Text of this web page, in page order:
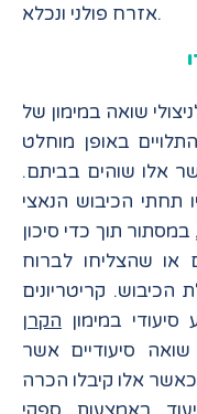
אזרח פולני ונכלא.
שואה במימון של
באופן מוחלט
אלו שוהים בביתם.
תחתי הכיבוש הנאצי
תוך כדי סיכון
או שהצליחו לברוח
קריטריונים
במימון הקרן
סיעודיים אשר
כאשר אלו קיבלו הכרה